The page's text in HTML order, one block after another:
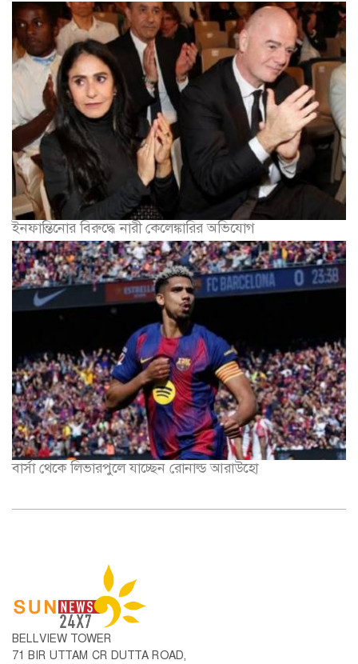
ইনফান্তিনোর বিরুদ্ধে নারী কেলেঙ্কারির অভিযোগ
বার্সা থেকে লিভারপুলে যাচ্ছেন রোনাল্ড আরাউহো
BELLVIEW TOWER
71 BIR UTTAM CR DUTTA ROAD,